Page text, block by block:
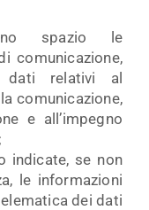
spazio le
comunicazione,
relativi al
comunicazione,
e all’impegno
indicate, se non
le informazioni
dei dati